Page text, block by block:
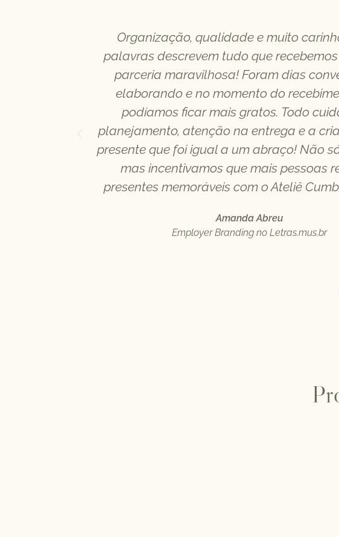
Organização, qualidade e muito
palavras descrevem tudo que
parceria maravilhosa! Foram dias
elaborando e no momento do
podíamos ficar mais gratos. Todo
planejamento, atenção na entrega e a
presente que foi igual a um abraço! Não
mas incentivamos que mais pessoas
presentes memoráveis com o Ateliê
Amanda Abreu
Employer Branding no Letras.mus.br